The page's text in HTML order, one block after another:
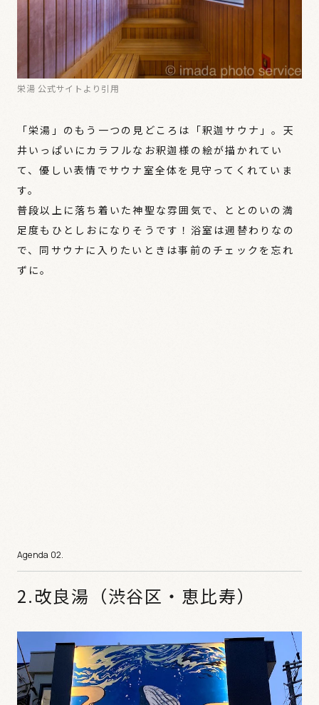
栄湯 公式サイトより引用
「栄湯」のもう一つの見どころは「釈迦サウナ」。天
井いっぱいにカラフルなお釈迦様の絵が描かれてい
て、優しい表情でサウナ室全体を見守ってくれていま
す。
普段以上に落ち着いた神聖な雰囲気で、ととのいの満
足度もひとしおになりそうです！浴室は週替わりなの
で、同サウナに入りたいときは事前のチェックを忘れ
ずに。
2.改良湯（渋谷区・恵比寿）